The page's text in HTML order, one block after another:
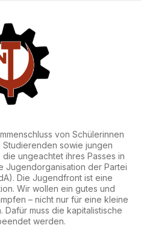
von Schülerinnen
sowie jungen
ungeachtet ihres Passes in
Jugendorganisation der Partei
Die Jugendfront ist eine
Wir wollen ein gutes und
– nicht nur für eine kleine
Dafür muss die kapitalistische
werden.